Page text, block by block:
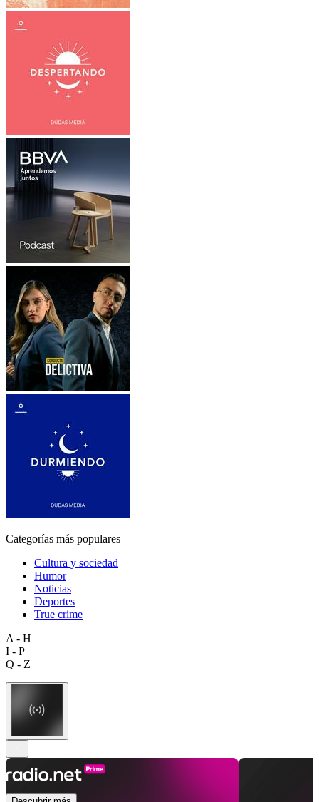
Categorías más populares
Cultura y sociedad
Humor
Noticias
Deportes
True crime
A - H
I - P
Q - Z